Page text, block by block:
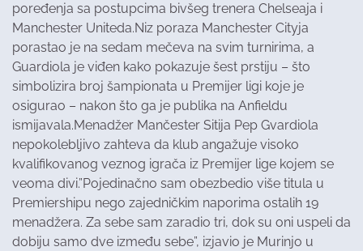
poređenja sa postupcima bivšeg trenera Chelseaja i
Manchester Uniteda.Niz poraza Manchester Cityja
porastao je na sedam mečeva na svim turnirima, a
Guardiola je viđen kako pokazuje šest prstiju – što
simbolizira broj šampionata u Premijer ligi koje je
osigurao – nakon što ga je publika na Anfieldu
ismijavala.Menadžer Mančester Sitija Pep Gvardiola
nepokolebljivo zahteva da klub angažuje visoko
kvalifikovanog veznog igrača iz Premijer lige kojem se
veoma divi.”Pojedinačno sam obezbedio više titula u
Premiershipu nego zajedničkim naporima ostalih 19
menadžera. Za sebe sam zaradio tri, dok su oni uspeli da
dobiju samo dve između sebe”, izjavio je Murinjo u